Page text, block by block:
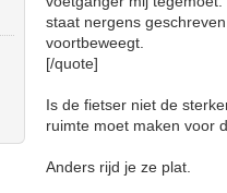
staat nergens
voortbeweegt.
[/quote]
Is de fietser niet de
ruimte moet maken voor
Anders rijd je ze plat.